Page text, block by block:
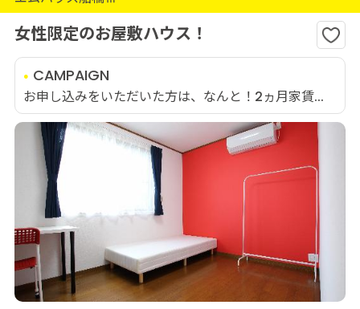
女性限定のお屋敷ハウス！
CAMPAIGN
お申し込みをいただいた方は、なんと！2ヵ月家賃...